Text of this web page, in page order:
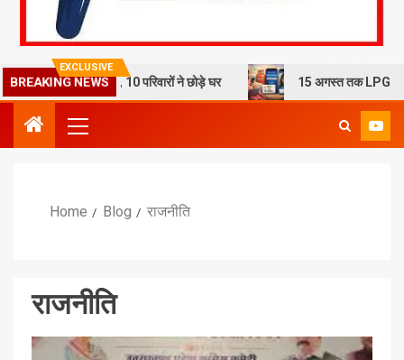
EXCLUSIVE
BREAKING NEWS
से दहशत, 10 परिवारों ने छोड़े घर 15 अगस्त तक LPG कनेक्शन की e-
Home Blog राजनीति
राजनीति